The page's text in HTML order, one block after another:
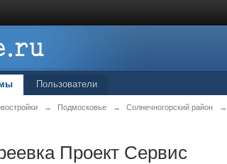
Пользователи
→ Подмосковье → Солнечногорский район →
Проект Сервис